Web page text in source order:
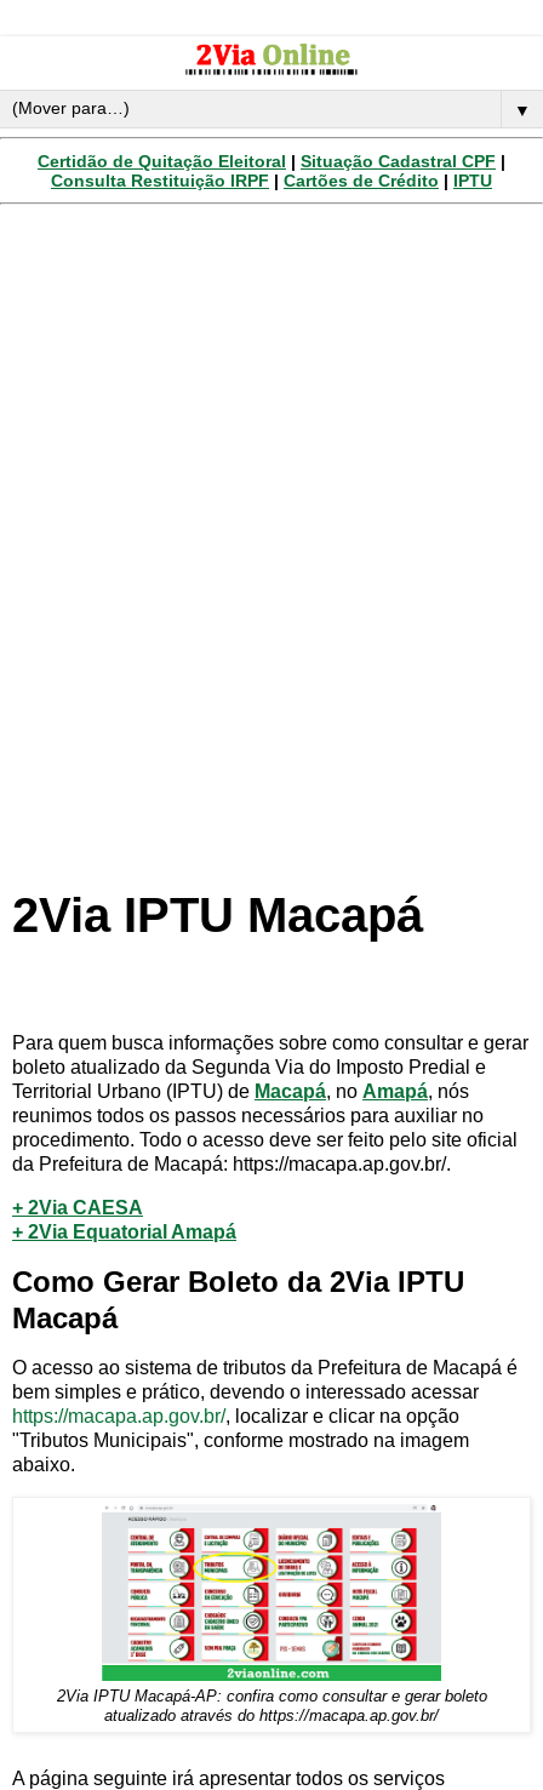
▼
Certidão de Quitação Eleitoral | Situação Cadastral CPF |
Consulta Restituição IRPF | Cartões de Crédito | IPTU
2Via IPTU Macapá
Para quem busca informações sobre como consultar e gerar
boleto atualizado da Segunda Via do Imposto Predial e
Territorial Urbano (IPTU) de Macapá, no Amapá, nós
reunimos todos os passos necessários para auxiliar no
procedimento. Todo o acesso deve ser feito pelo site oficial
da Prefeitura de Macapá: https://macapa.ap.gov.br/.
+ 2Via CAESA
+ 2Via Equatorial Amapá
Como Gerar Boleto da 2Via IPTU
Macapá
O acesso ao sistema de tributos da Prefeitura de Macapá é
bem simples e prático, devendo o interessado acessar
https://macapa.ap.gov.br/, localizar e clicar na opção
"Tributos Municipais", conforme mostrado na imagem
abaixo.
2Via IPTU Macapá-AP: confira como consultar e gerar boleto
atualizado através do https://macapa.ap.gov.br/
A página seguinte irá apresentar todos os serviços